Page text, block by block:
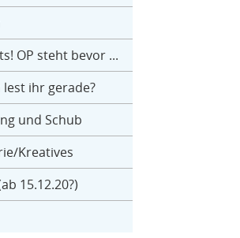
OP steht bevor ...
ihr gerade?
und Schub
Kreatives
15.12.20?)